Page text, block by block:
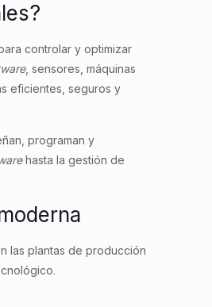
controlar y optimizar
, sensores, máquinas
eficientes, seguros y
programan y
hasta la gestión de
las plantas de producción